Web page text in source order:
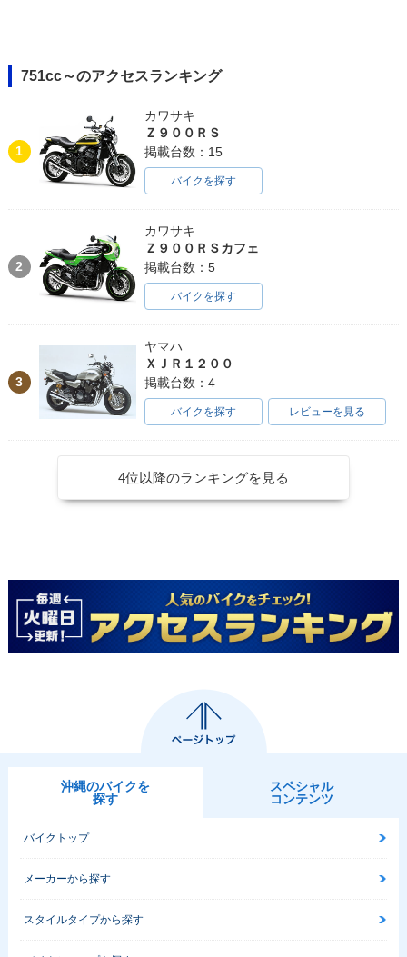
751cc～のアクセスランキング
1
カワサキ
Ｚ９００ＲＳ
掲載台数：15
バイクを探す
2
カワサキ
Ｚ９００ＲＳカフェ
掲載台数：5
バイクを探す
3
ヤマハ
ＸＪＲ１２００
掲載台数：4
バイクを探す レビューを見る
4位以降のランキングを見る
沖縄のバイクを
探す
スペシャル
コンテンツ
バイクトップ
メーカーから探す
スタイルタイプから探す